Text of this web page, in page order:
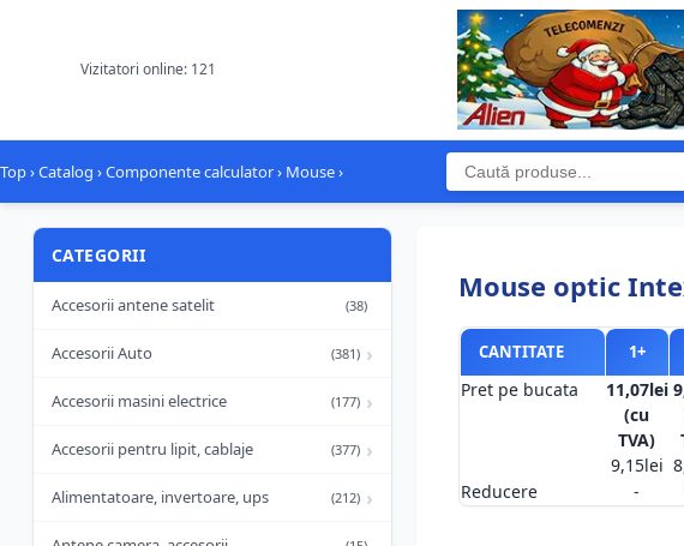
Vizitatori online: 121
Top›Catalog ›Componente calculator› Mouse›
CATEGORII
Accesorii antene satelit (38)
Accesorii Auto (381) ›
Accesorii masini electrice (177) ›
Accesorii pentru lipit, cablaje (377) ›
Alimentatoare, invertoare, ups (212) ›
Mouse optic
CANTITATE 1+
Pret pe bucata
11,07lei
(cu
TVA)
9,15lei
Reducere
-